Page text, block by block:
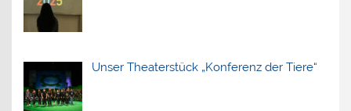
Unser Theaterstück „Konferenz der Tiere“